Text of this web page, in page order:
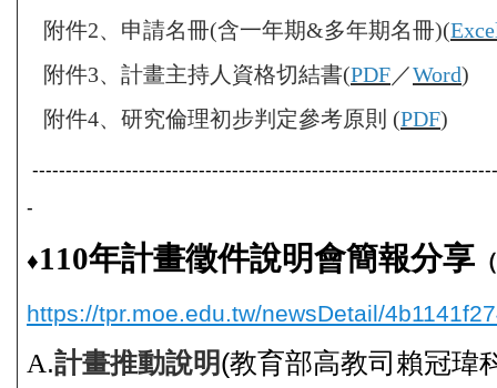
附件2、申請名冊(含一年期&多年期名冊)(
附件3、計畫主持人資格切結書(PDF／Word)
附件4、研究倫理初步判定參考原則 (PDF)
-
♦110年計畫徵件說明會簡報分享
https://tpr.moe.edu.tw/newsDetail/
A.計畫推動說明(教育部高教司賴冠瑋